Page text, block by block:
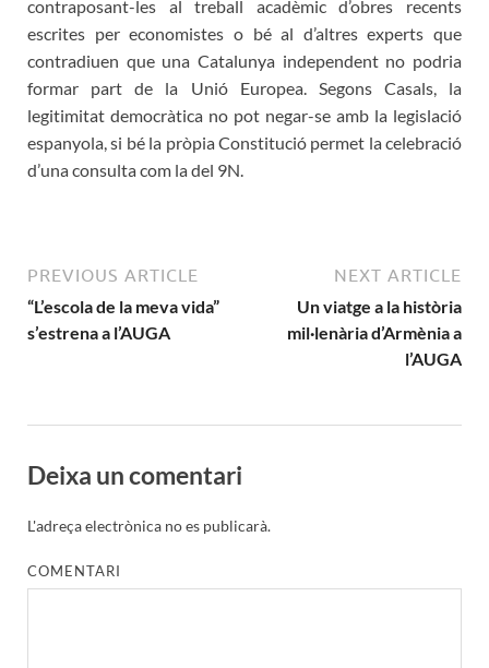
contraposant-les al treball acadèmic d’obres recents
escrites per economistes o bé al d’altres experts que
contradiuen que una Catalunya independent no podria
formar part de la Unió Europea. Segons Casals, la
legitimitat democràtica no pot negar-se amb la legislació
espanyola, si bé la pròpia Constitució permet la celebració
d’una consulta com la del 9N.
PREVIOUS ARTICLE
“L’escola de la meva vida”
s’estrena a l’AUGA
NEXT ARTICLE
Un viatge a la història
mil·lenària d’Armènia a
l’AUGA
Deixa un comentari
L'adreça electrònica no es publicarà.
COMENTARI